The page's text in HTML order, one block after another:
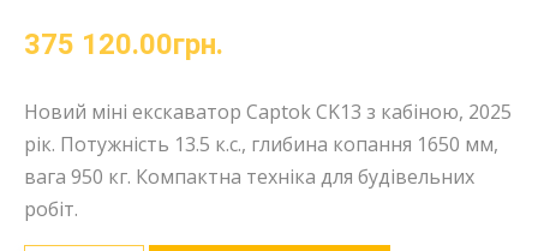
375 120.00грн.
Новий міні екскаватор Captok CK13 з кабіною, 2025
рік. Потужність 13.5 к.с., глибина копання 1650 мм,
вага 950 кг. Компактна техніка для будівельних
робіт.